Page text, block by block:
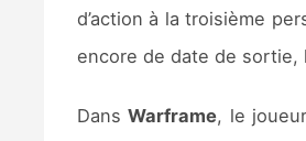
d’action à la troisième
encore de date de sortie,
DansWarframe, le